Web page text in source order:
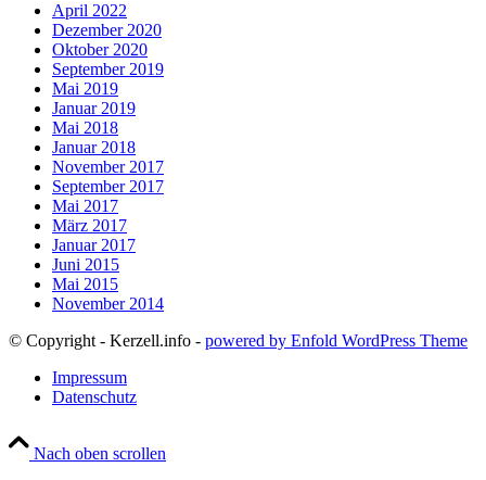
April 2022
Dezember 2020
Oktober 2020
September 2019
Mai 2019
Januar 2019
Mai 2018
Januar 2018
November 2017
September 2017
Mai 2017
März 2017
Januar 2017
Juni 2015
Mai 2015
November 2014
© Copyright - Kerzell.info - powered by Enfold WordPress Theme
Impressum
Datenschutz
Nach oben scrollen